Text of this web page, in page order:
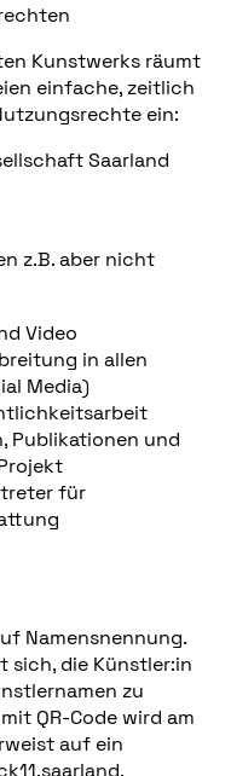
Kunstwerks räumt
einfache, zeitlich
ein:
Saarland
z.B. aber nicht
Video
in allen
Media)
Publikationen und
für
Namensnennung.
die Künstler:in
zu
QR-Code wird am
auf ein